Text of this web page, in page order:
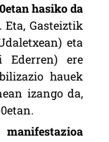
hasiko da
. Eta, Gasteiztik
eta
Ederren) ere
hauek
izango da,
manifestazioa